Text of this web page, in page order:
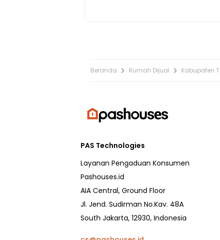
Beranda Rumah Dijual Kabupaten
PAS Technologies
Layanan Pengaduan Konsumen
Pashouses.id
AIA Central, Ground Floor
Jl. Jend. Sudirman No.Kav. 48A
South Jakarta, 12930, Indonesia